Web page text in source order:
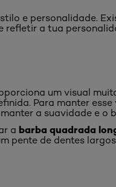
e personalidade.
a tua
um visual
Para manter
a suavidade e o
a barba quadrada
pente de dentes